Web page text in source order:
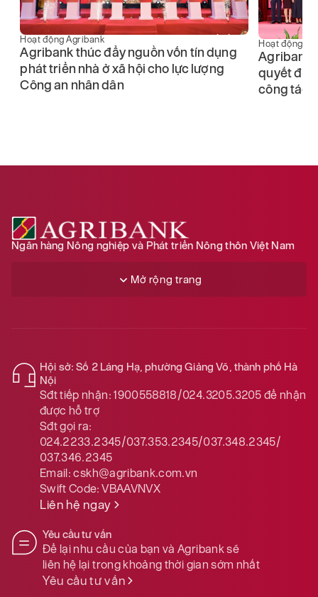
Hoạt động Agribank
Agribank thúc đẩy nguồn vốn tín dụng
phát triển nhà ở xã hội cho lực lượng
Công an nhân dân
Hoạt động
Agribank
quyết
công tác
Ngân hàng Nông nghiệp và Phát triển Nông thôn Việt Nam
Mở rộng trang
Hội sở: Số 2 Láng Hạ, phường Giảng Võ, thành phố Hà
Nội
Sđt tiếp nhận: 1900558818/024.3205.3205để nhận
được hỗ trợ
Sđt gọi ra:
024.2233.2345/037.353.2345/037.348.2345/
037.346.2345
Email:cskh@agribank.com.vn
Swift Code:VBAAVNVX
Liên hệ ngay
Yêu cầu tư vấn
Để lại nhu cầu của bạn và Agribank sẽ
liên hệ lại trong khoảng thời gian sớm nhất
Yêu cầu tư vấn